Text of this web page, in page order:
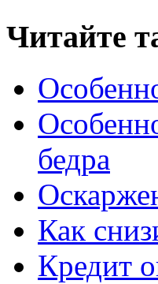
Читайте
бедра
Как
Кредит